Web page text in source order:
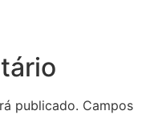
publicado. Campos